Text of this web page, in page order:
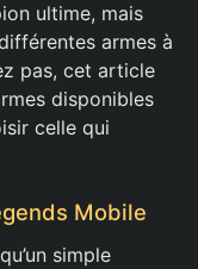
ultime, mais
armes à
pas, cet article
disponibles
celle qui
Mobile
simple